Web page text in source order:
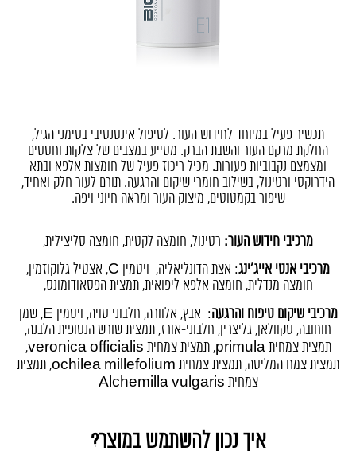
תכשיר פעיל במיוחד לחידוש העור. לטיפול אינטנסיבי בסימני הגיל,
החלקת מרקם העור והשבת הברק. מסייע במצבים של צלקות וחטטים
ומצמצם נקבוביות פעורות. מכיל ריכוז פעיל של חומצות אלפא ובתא
הידרוקסי ורטינול, בשילוב חומרי שיקום והרגעה. תורם לעור חלק ואחיד,
שיפור בקמטוטים, מיצוק העור ומראה חיוני ויפה.
מרכיבי חידוש העור: רטינול, חומצה לקטית, חומצה סליצילית,
מרכיבי אנטי אייג'ינג
: אצת הדונליאליה, ויטמין C, אצטיל גלוקוזמין,
חומצה מנדלית, חומצה אלפא ליפואית, תמצית הפסאודומונס,
מרכיבי שיקום טיפוח והרגעה
: אבץ, אלוורה, חלבוני סויה, ויטמין E, שמן
חוחובה, סקוולאן, גליצרין, חלבוני-אורז, תמצית שורש הנטופית הלבנה,
תמצית צמחית primula, תמצית צמחית veronica officialis,
תמצית צמח המליסה, תמצית צמחית ochilea millefolium, תמצית
צמחית Alchemilla vulgaris
איך נכון להשתמש במוצר?